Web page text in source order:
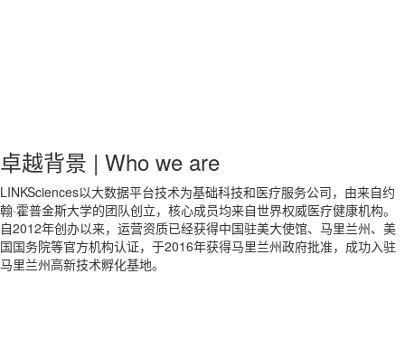
卓越背景 | Who we are
LINKSciences以大数据平台技术为基础科技和医疗服务公司，由来自约
翰·霍普金斯大学的团队创立，核心成员均来自世界权威医疗健康机构。
自2012年创办以来，运营资质已经获得中国驻美大使馆、马里兰州、美
国国务院等官方机构认证，于2016年获得马里兰州政府批准，成功入驻
马里兰州高新技术孵化基地。